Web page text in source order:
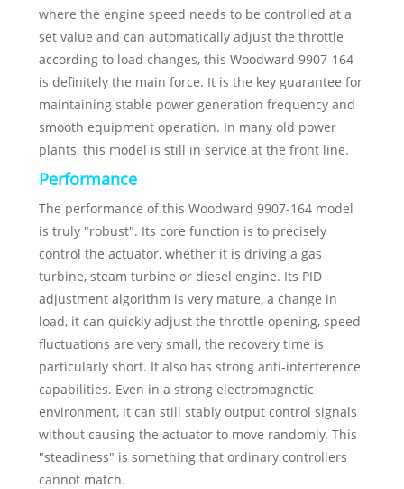
where the engine speed needs to be controlled at a
set value and can automatically adjust the throttle
according to load changes, this Woodward 9907-164
is definitely the main force. It is the key guarantee for
maintaining stable power generation frequency and
smooth equipment operation. In many old power
plants, this model is still in service at the front line.
Performance
The performance of this Woodward 9907-164 model
is truly "robust". Its core function is to precisely
control the actuator, whether it is driving a gas
turbine, steam turbine or diesel engine. Its PID
adjustment algorithm is very mature, a change in
load, it can quickly adjust the throttle opening, speed
fluctuations are very small, the recovery time is
particularly short. It also has strong anti-interference
capabilities. Even in a strong electromagnetic
environment, it can still stably output control signals
without causing the actuator to move randomly. This
"steadiness" is something that ordinary controllers
cannot match.